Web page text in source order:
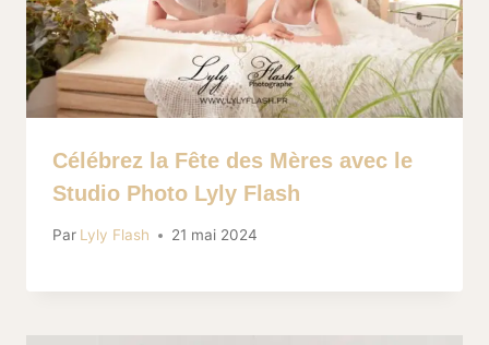
Célébrez la Fête des Mères avec le
Studio Photo Lyly Flash
Par Lyly Flash 21 mai 2024